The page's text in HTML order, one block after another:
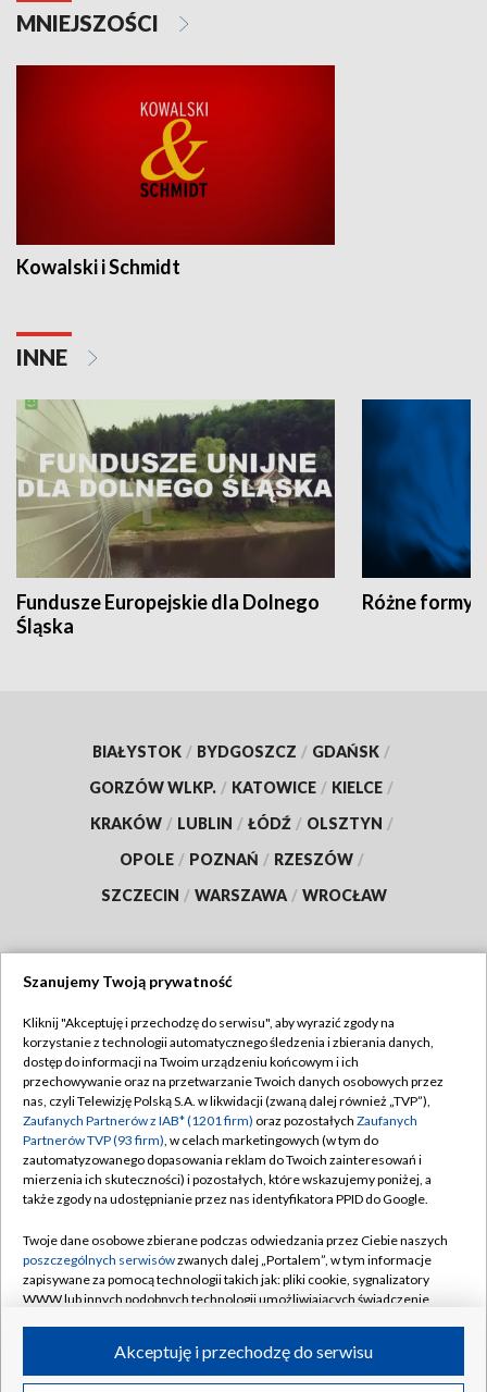
MNIEJSZOŚCI
Kowalski i Schmidt
INNE
Fundusze Europejskie dla Dolnego
Śląska
Różne formy
BIAŁYSTOK / BYDGOSZCZ / GDAŃSK /
GORZÓW WLKP. / KATOWICE / KIELCE /
KRAKÓW / LUBLIN / ŁÓDŹ / OLSZTYN /
OPOLE / POZNAŃ / RZESZÓW /
SZCZECIN / WARSZAWA / WROCŁAW
TVP
Abonament TVP
Emisja w TVP
Centrum informacji TVP
Naziemna Telewizja Cyfrowa
Rada Programowa
System NOS
Informacje o nadawcy
Program dla prasy
Regulamin TVP
Polityka prywatności
Moje zgody
Pomoc
Kontakt
Kanały
©2026 Telewizja Polska S.A. w likwidacji
Szanujemy Twoją prywatność
Kliknij "Akceptuję i przechodzę do serwisu", aby wyrazić zgody na
korzystanie z technologii automatycznego śledzenia i zbierania danych,
dostęp do informacji na Twoim urządzeniu końcowym i ich
przechowywanie oraz na przetwarzanie Twoich danych osobowych przez
nas, czyli Telewizję Polską S.A. w likwidacji (zwaną dalej również „TVP”),
Zaufanych Partnerów z IAB* (1201 firm) oraz pozostałych Zaufanych
Partnerów TVP (93 firm), w celach marketingowych (w tym do
zautomatyzowanego dopasowania reklam do Twoich zainteresowań i
mierzenia ich skuteczności) i pozostałych, które wskazujemy poniżej, a
także zgody na udostępnianie przez nas identyfikatora PPID do Google.
Twoje dane osobowe zbierane podczas odwiedzania przez Ciebie naszych
poszczególnych serwisówzwanych dalej „Portalem”, w tym informacje
zapisywane za pomocą technologii takich jak: pliki cookie, sygnalizatory
WWW lub innych podobnych technologii umożliwiających świadczenie
ruchu w Internecie.Akceptuję i przechodzę do serwisu